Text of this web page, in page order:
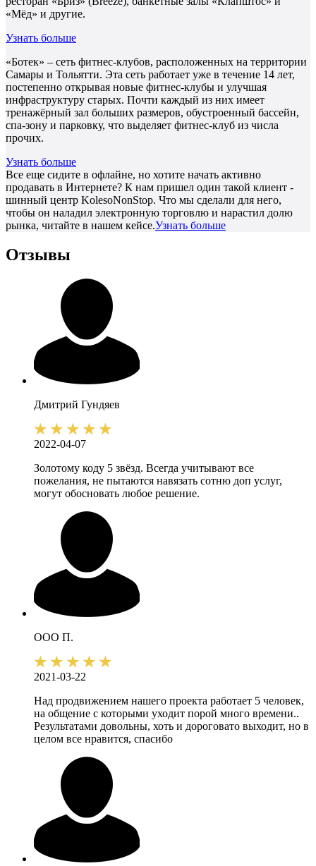
«Мёд» и другие.
Узнать больше
«Ботек» – сеть фитнес-клубов, расположенных на территории
Самары и Тольятти. Эта сеть работает уже в течение 14 лет,
постепенно открывая новые фитнес-клубы и улучшая
инфраструктуру старых. Почти каждый из них имеет
тренажёрный зал больших размеров, обустроенный бассейн,
спа-зону и парковку, что выделяет фитнес-клуб из числа
прочих.
Узнать больше
Все еще сидите в офлайне, но хотите начать активно
продавать в Интернете? К нам пришел один такой клиент -
шинный центр KolesoNonStop. Что мы сделали для него,
чтобы он наладил электронную торговлю и нарастил долю
рынка, читайте в нашем кейсе.Узнать больше
Отзывы
Дмитрий Гундяев
2022-04-07
Золотому коду 5 звёзд. Всегда учитывают все
пожелания, не пытаются навязать сотню доп услуг,
могут обосновать любое решение.
ООО П.
2021-03-22
Над продвижением нашего проекта работает 5 человек,
на общение с которыми уходит порой много времени..
Результатами довольны, хоть и дороговато выходит, но в
целом все нравится, спасибо